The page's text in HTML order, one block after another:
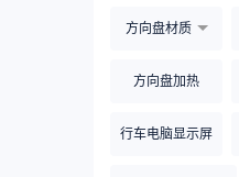
方向盘材质
方向盘加热
行车电脑显示屏